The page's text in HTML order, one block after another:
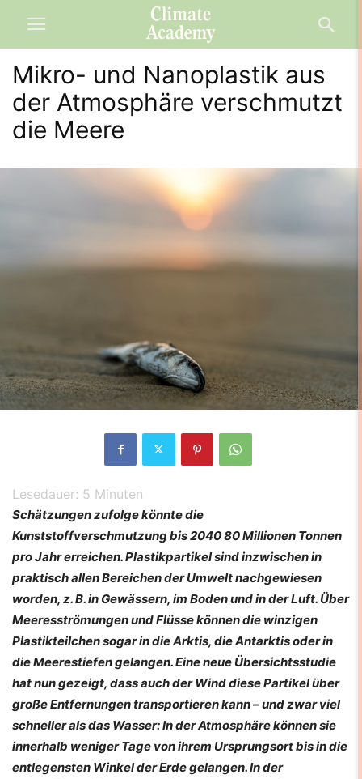
Mikro- und Nanoplastik aus
der Atmosphäre verschmutzt
die Meere
Lesedauer: 5 Minuten
Schätzungen zufolge könnte die
Kunststoffverschmutzung bis 2040 80 Millionen Tonnen
pro Jahr erreichen. Plastikpartikel sind inzwischen in
praktisch allen Bereichen der Umwelt nachgewiesen
worden, z. B. in Gewässern, im Boden und in der Luft. Über
Meeresströmungen und Flüsse können die winzigen
Plastikteilchen sogar in die Arktis, die Antarktis oder in
die Meerestiefen gelangen. Eine neue Übersichtsstudie
hat nun gezeigt, dass auch der Wind diese Partikel über
große Entfernungen transportieren kann – und zwar viel
schneller als das Wasser: In der Atmosphäre können sie
innerhalb weniger Tage von ihrem Ursprungsort bis in die
entlegensten Winkel der Erde gelangen. In der